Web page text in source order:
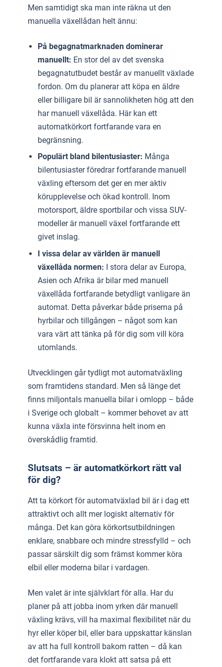
Men samtidigt ska man inte räkna ut den
manuella växellådan helt ännu:
På begagnatmarknaden dominerar
manuellt: En stor del av det svenska
begagnatutbudet består av manuellt växlade
fordon. Om du planerar att köpa en äldre
eller billigare bil är sannolikheten hög att den
har manuell växellåda. Här kan ett
automatkörkort fortfarande vara en
begränsning.
Populärt bland bilentusiaster: Många
bilentusiaster föredrar fortfarande manuell
växling eftersom det ger en mer aktiv
körupplevelse och ökad kontroll. Inom
motorsport, äldre sportbilar och vissa SUV-
modeller är manuell växel fortfarande ett
givet inslag.
I vissa delar av världen är manuell
växellåda normen: I stora delar av Europa,
Asien och Afrika är bilar med manuell
växellåda fortfarande betydligt vanligare än
automat. Detta påverkar både priserna på
hyrbilar och tillgången – något som kan
vara värt att tänka på för dig som vill köra
utomlands.
Utvecklingen går tydligt mot automatväxling
som framtidens standard. Men så länge det
finns miljontals manuella bilar i omlopp – både
i Sverige och globalt – kommer behovet av att
kunna växla inte försvinna helt inom en
överskådlig framtid.
Slutsats – är automatkörkort rätt val
för dig?
Att ta körkort för automatväxlad bil är i dag ett
attraktivt och allt mer logiskt alternativ för
många. Det kan göra körkortsutbildningen
enklare, snabbare och mindre stressfylld – och
passar särskilt dig som främst kommer köra
elbil eller moderna bilar i vardagen.
Men valet är inte självklart för alla. Har du
planer på att jobba inom yrken där manuell
växling krävs, vill ha maximal flexibilitet när du
hyr eller köper bil, eller bara uppskattar känslan
av att ha full kontroll bakom ratten – då kan
det fortfarande vara klokt att satsa på ett